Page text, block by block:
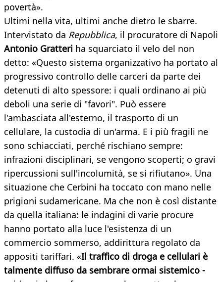
povertà».
Ultimi nella vita, ultimi anche dietro le sbarre.
Intervistato da Repubblica, il procuratore di Napoli
Antonio Gratteri ha squarciato il velo del non
detto: «Questo sistema organizzativo ha portato al
progressivo controllo delle carceri da parte dei
detenuti di alto spessore: i quali ordinano ai più
deboli una serie di "favori". Può essere
l'ambasciata all'esterno, il trasporto di un
cellulare, la custodia di un'arma. E i più fragili ne
sono schiacciati, perché rischiano sempre:
infrazioni disciplinari, se vengono scoperti; o gravi
ripercussioni sull'incolumità, se si rifiutano». Una
situazione che Cerbini ha toccato con mano nelle
prigioni sudamericane. Ma che non è così distante
da quella italiana: le indagini di varie procure
hanno portato alla luce l'esistenza di un
commercio sommerso, addirittura regolato da
appositi tariffari. «Il traffico di droga e cellulari è
talmente diffuso da sembrare ormai sistemico -